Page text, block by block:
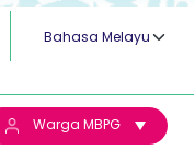
Select your
Warga MBPG